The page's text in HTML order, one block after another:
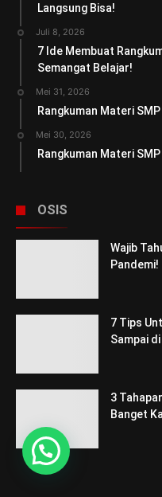
Langsung Bisa!
Juli 8, 2026
7 Ide Membuat
Semangat Belajar!
Mei 31, 2026
Rangkuman Materi
Mei 30, 2026
Rangkuman Materi
OSIS
Wajib
Pandemi!
7 Tips
Sampai
3
Banget